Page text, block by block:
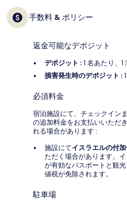
手数料 & ポリシー
返金可能なデポジット
デポジット : 1 名あたり、
損害発生時のデポジット :
必須料金
宿泊施設にて、チェックイン
の追加料金をお支払いいただ
れる場合があります :
施設にてイスラエルの付
ただく場合があります。
が有効なパスポートと観
値税が免除されます。
駐車場